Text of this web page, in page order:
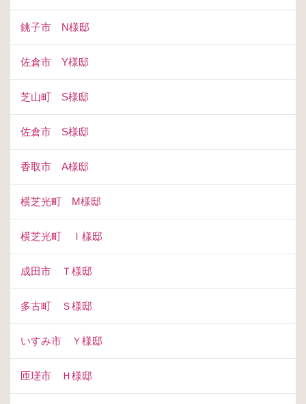
銚子市 N様邸
佐倉市 Y様邸
芝山町 S様邸
佐倉市 S様邸
香取市 A様邸
横芝光町 M様邸
横芝光町 Ｉ様邸
成田市 Ｔ様邸
多古町 Ｓ様邸
いすみ市 Ｙ様邸
匝瑳市 Ｈ様邸